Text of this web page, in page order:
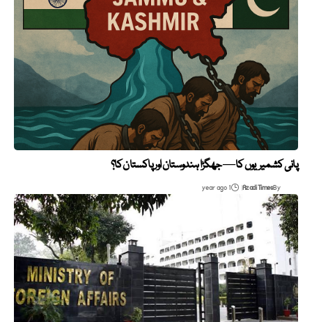
پانی کشمیریوں کا — جھگڑا ہندوستان اور پاکستان کا؟
By
Azadi Times
1 year ago